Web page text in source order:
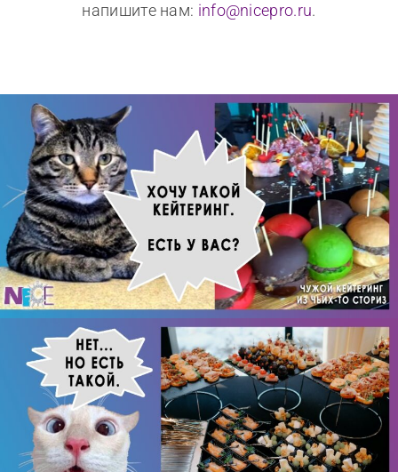
напишите нам: info@nicepro.ru.